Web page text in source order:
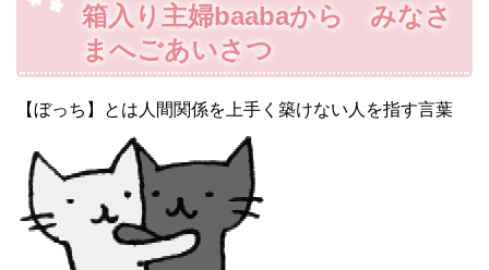
箱入り主婦baabaから みなさ
まへごあいさつ
【ぼっち】とは人間関係を上手く築けない人を指す言葉